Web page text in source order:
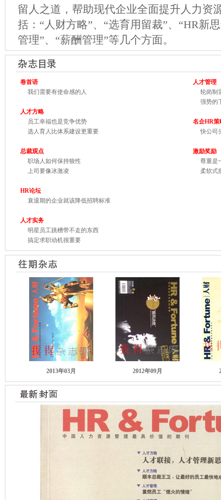
留人之道，帮助现代企业全面提升人力资
括：“人财方略”、“选育用留裁”、“HR新
管理”、“薪酬管理”等几个方面。
卷首语
我们需要有使命感的人
人才方略
员工幸福也是竞争优势
选人育人比体系建设更重要
总裁观点
职场人如何保持狼性
上司要像冰激凌
HR论坛
衰退期的企业就该降低招聘标准
人才实务
明星员工跳槽带不走的东西
搞定求职动机很重要
人才管理
轮岗制
强势的
名企HR策
快公司
激励奖励
尊重是
柔软式
2013年03月 2012年09月